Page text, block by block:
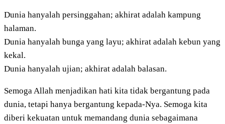
Dunia hanyalah persinggahan; akhirat adalah kampung
halaman.
Dunia hanyalah bunga yang layu; akhirat adalah kebun yang
kekal.
Dunia hanyalah ujian; akhirat adalah balasan.
Semoga Allah menjadikan hati kita tidak bergantung pada
dunia, tetapi hanya bergantung kepada-Nya. Semoga kita
diberi kekuatan untuk memandang dunia sebagaimana